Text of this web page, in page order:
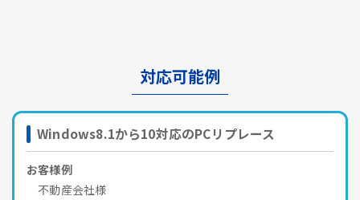
対応可能例
Windows8.1から10対応のPCリプレース
お客様例
不動産会社様